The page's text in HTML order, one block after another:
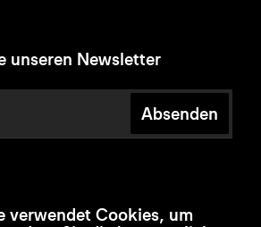
unseren Newsletter
Absenden
verwendet Cookies, um